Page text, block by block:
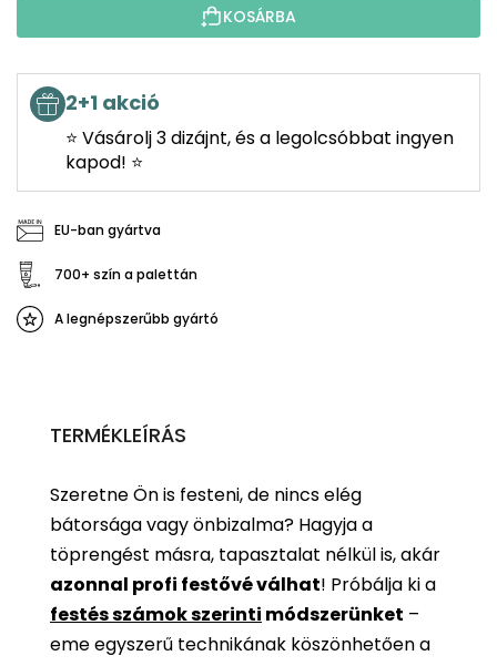
KOSÁRBA
2+1 akció
⭐ Vásárolj 3 dizájnt, és a legolcsóbbat ingyen
kapod! ⭐
EU-ban gyártva
700+ szín a palettán
A legnépszerűbb gyártó
TERMÉKLEÍRÁS
Szeretne Ön is festeni, de nincs elég
bátorsága vagy önbizalma? Hagyja a
töprengést másra, tapasztalat nélkül is, akár
azonnal profi festővé válhat! Próbálja ki a
festés számok szerinti módszerünket –
eme egyszerű technikának köszönhetően a